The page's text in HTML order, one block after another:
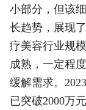
小部分，但该
长趋势，展现
疗美容行业规
成熟，一定程
缓解需求。
已突破2000万元